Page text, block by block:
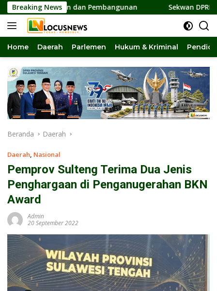
Langsung
ke
konten
Breaking News
dan Pembangunan Sekwan DPRD Sulteng Jadi
Home Daerah Parlemen Hukum & Kriminal
Beranda Daerah
Daerah, Nasional
Pemprov Sulteng Terima Dua Jenis
Penghargaan di Penganugerahan BKN
Award
Admin
20 September 2022